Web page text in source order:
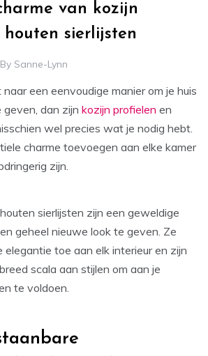
van kozijn
sierlijsten
By Sanne-Lynn
een eenvoudige manier om je huis
dan zijn kozijn profielen en
wel precies wat je nodig hebt.
charme toevoegen aan elke kamer
zijn.
sierlijsten zijn een geweldige
geheel nieuwe look te geven. Ze
elegantie toe aan elk interieur en zijn
scala aan stijlen om aan je
te voldoen.